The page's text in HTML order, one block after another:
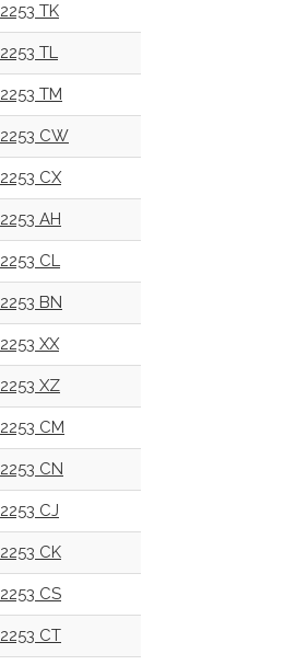
2253 TK
2253 TL
2253 TM
2253 CW
2253 CX
2253 AH
2253 CL
2253 BN
2253 XX
2253 XZ
2253 CM
2253 CN
2253 CJ
2253 CK
2253 CS
2253 CT